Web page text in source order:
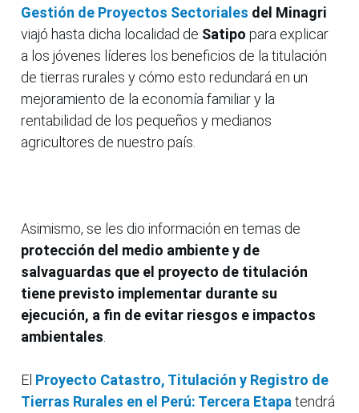
Gestión de Proyectos Sectoriales del Minagri
viajó hasta dicha localidad de Satipo para explicar
a los jóvenes líderes los beneficios de la titulación
de tierras rurales y cómo esto redundará en un
mejoramiento de la economía familiar y la
rentabilidad de los pequeños y medianos
agricultores de nuestro país.
Asimismo, se les dio información en temas de
protección del medio ambiente y de
salvaguardas que el proyecto de titulación
tiene previsto implementar durante su
ejecución, a fin de evitar riesgos e impactos
ambientales
El Proyecto Catastro, Titulación y Registro de
Tierras Rurales en el Perú: Tercera Etapa tendrá